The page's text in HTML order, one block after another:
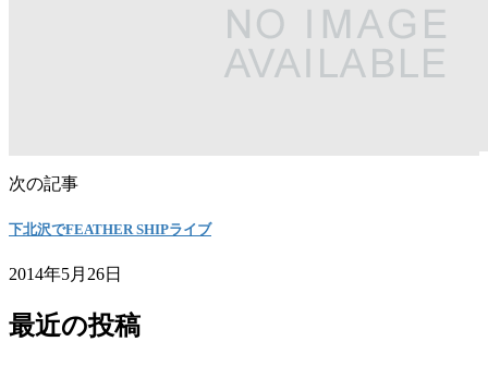
次の記事
下北沢でFEATHER SHIPライブ
2014年5月26日
最近の投稿